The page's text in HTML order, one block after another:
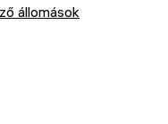
állomások